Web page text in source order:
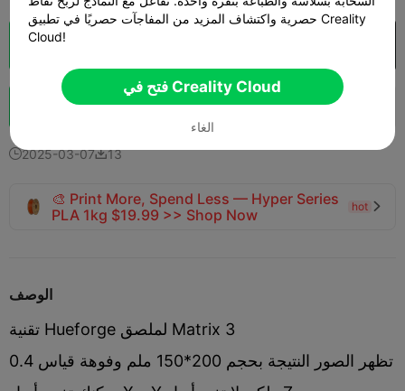
تقطيع سحابي
تعزيز 9 7 
2025-03-0713
🎨 Print More, Spend Less — Hyper Series
PLA 1kg $19.99 >> Shop Now
hot 
الوصف
تقنية Hueforge لملصق Matrix 3
تظهر الصور النتيجة بحجم 200*150 ملم وفوهة قياس 0.4
حصرية واكتشاف المزيد من المفاجآت حصريًا في تطبيق Creality
Cloud!
فتح في Creality Cloud
الغاء